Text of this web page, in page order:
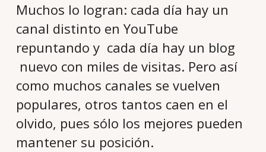
Muchos lo logran: cada día hay un
canal distinto en YouTube
repuntando y cada día hay un blog
nuevo con miles de visitas. Pero así
como muchos canales se vuelven
populares, otros tantos caen en el
olvido, pues sólo los mejores pueden
mantener su posición.